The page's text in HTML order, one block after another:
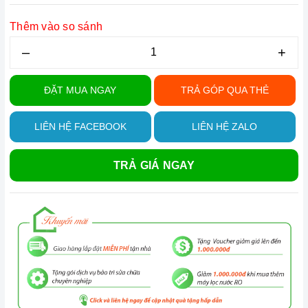
Thêm vào so sánh
– +
ĐẶT MUA NGAY TRẢ GÓP QUA THẺ
LIÊN HỆ FACEBOOK LIÊN HỆ ZALO
TRẢ GIÁ NGAY